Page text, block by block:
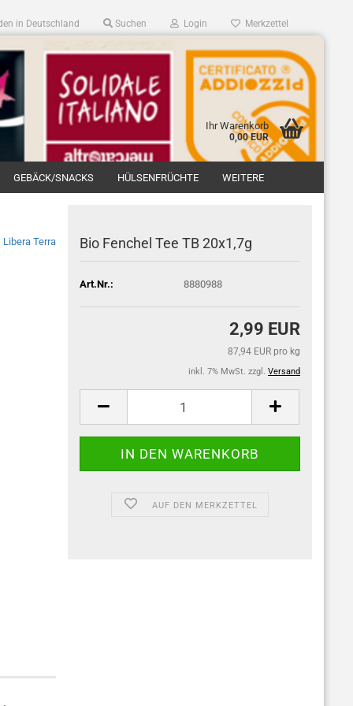
in Deutschland Suchen Login Merkzettel
Ihr Warenkorb
0,00 EUR
GEBÄCK/SNACKS HÜLSENFRÜCHTE WEITERE
Libera Terra Bio Fenchel Tee TB 20x1,7g
Art.Nr.: 8880988
2,99 EUR
87,94 EUR pro kg
inkl. 7% MwSt. zzgl. Versand
AUF DEN MERKZETTEL